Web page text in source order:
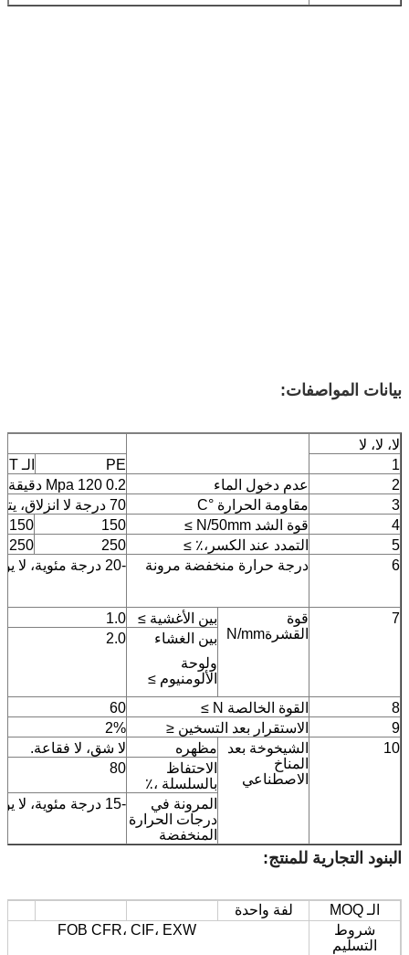
بيانات المواصفات:
لا، لا، لا
1
PE
الـ PET
2
عدم دخول الماء
0.2 Mpa 120 دقيقة منيع
3
مقاومة الحرارة °C
70 درجة لا انزلاق، يتدفق.
4
قوة الشد N/50mm ≥ 150
150
5
التمدد عند الكسر،٪ ≥ 250
250
6
درجة حرارة منخفضة مرونة -20 درجة مئوية، لا يوجد شق
7
قوة
القشرةN/mm
بين الأغشية ≥
1.0
بين الغشاء
ولوحة
الألومنيوم ≥
2.0
8 القوة الخالصة N ≥
60
9
الاستقرار بعد التسخين ≤
2%
10
الشيخوخة بعد
المناخ
الاصطناعي
مظهره
لا شق، لا فقاعة.
الاحتفاظ
بالسلسلة ،٪
80
المرونة في
درجات الحرارة
المنخفضة
-15 درجة مئوية، لا يوجد شق.
البنود التجارية للمنتج:
الـ MOQ
لفة واحدة
شروط
التسليم
FOB CFR، CIF، EXW